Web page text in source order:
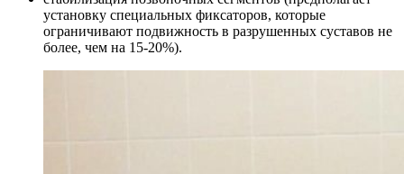
установку специальных фиксаторов, которые
ограничивают подвижность в разрушенных суставов не
более, чем на 15-20%).